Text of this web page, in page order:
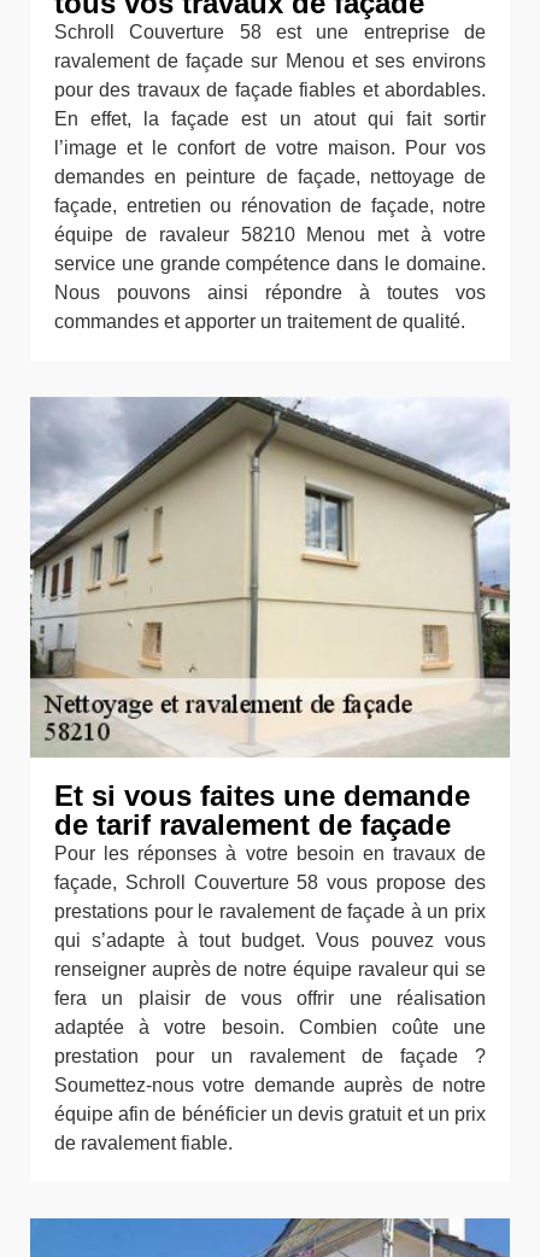
Schroll Couverture 58 est une entreprise de
ravalement de façade sur Menou et ses environs
pour des travaux de façade fiables et abordables.
En effet, la façade est un atout qui fait sortir
l’image et le confort de votre maison. Pour vos
demandes en peinture de façade, nettoyage de
façade, entretien ou rénovation de façade, notre
équipe de ravaleur 58210 Menou met à votre
service une grande compétence dans le domaine.
Nous pouvons ainsi répondre à toutes vos
commandes et apporter un traitement de qualité.
Et si vous faites une demande
de tarif ravalement de façade
Pour les réponses à votre besoin en travaux de
façade, Schroll Couverture 58 vous propose des
prestations pour le ravalement de façade à un prix
qui s’adapte à tout budget. Vous pouvez vous
renseigner auprès de notre équipe ravaleur qui se
fera un plaisir de vous offrir une réalisation
adaptée à votre besoin. Combien coûte une
prestation pour un ravalement de façade ?
Soumettez-nous votre demande auprès de notre
équipe afin de bénéficier un devis gratuit et un prix
de ravalement fiable.